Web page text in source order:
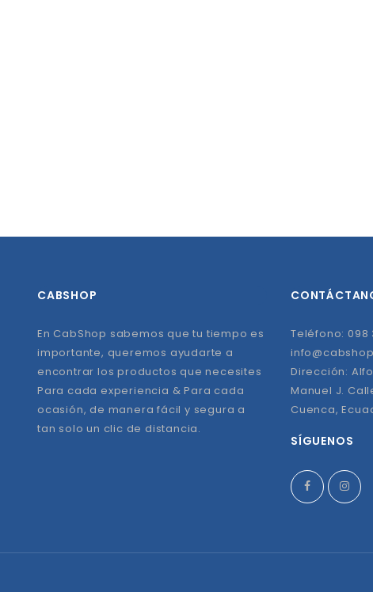
CABSHOP
En CabShop sabemos que tu tiempo es
importante, queremos ayudarte a
encontrar los productos que necesites
Para cada experiencia & Para cada
ocasión, de manera fácil y segura a
tan solo un clic de distancia.
Teléfono: 098
Dirección:
Manuel J.
Cuenca,
SÍGUENOS